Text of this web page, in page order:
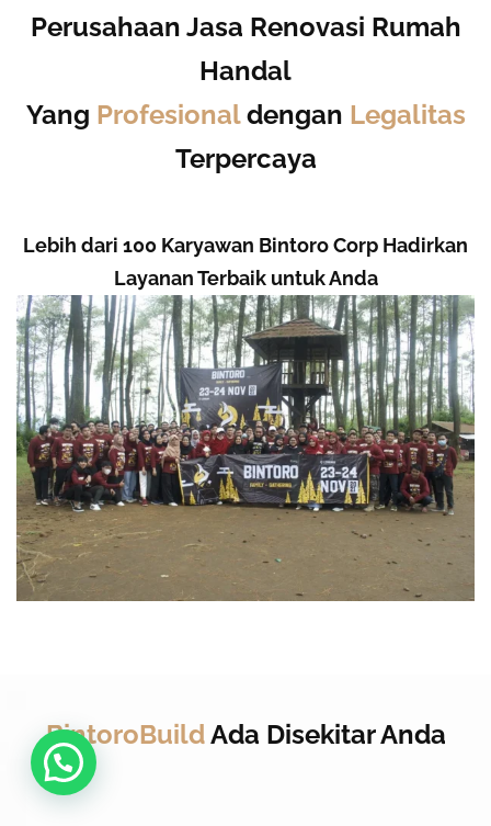
Perusahaan Jasa Renovasi Rumah
Handal
Yang Profesionaldengan Legalitas
Terpercaya
Lebih dari 100 Karyawan Bintoro Corp Hadirkan
Layanan Terbaik untuk Anda
BintoroBuildAda Disekitar Anda